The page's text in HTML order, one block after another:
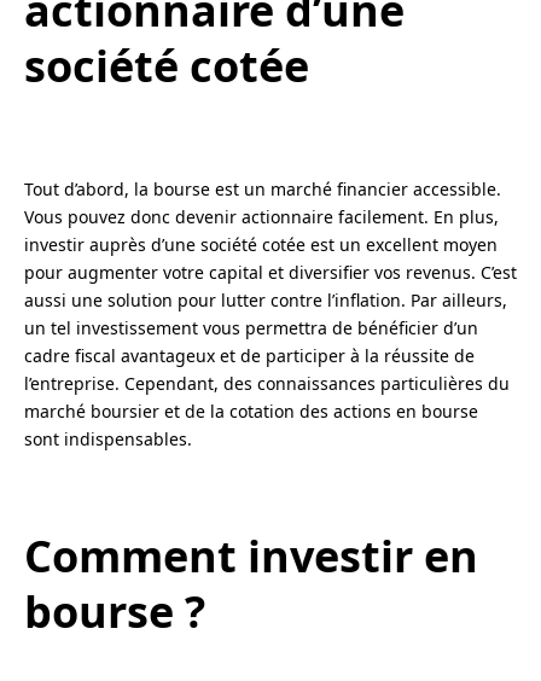
société cotée
Tout d’abord, la bourse est un marché financier accessible.
Vous pouvez donc devenir actionnaire facilement. En plus,
investir auprès d’une société cotée est un excellent moyen
pour augmenter votre capital et diversifier vos revenus. C’est
aussi une solution pour lutter contre l’inflation. Par ailleurs,
un tel investissement vous permettra de bénéficier d’un
cadre fiscal avantageux et de participer à la réussite de
l’entreprise. Cependant, des connaissances particulières du
marché boursier et de la cotation des actions en bourse
sont indispensables.
Comment investir en
bourse ?